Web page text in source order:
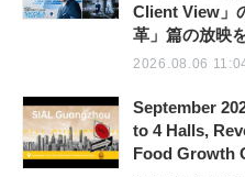
Client View」
革」篇の放映
2026.08.06
September
to 4 Halls,
Food Growth